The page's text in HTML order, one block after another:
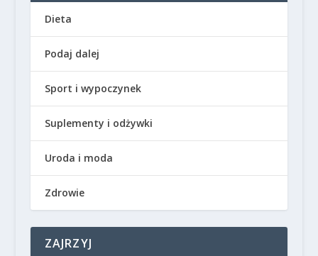
Dieta
Podaj dalej
Sport i wypoczynek
Suplementy i odżywki
Uroda i moda
Zdrowie
ZAJRZYJ